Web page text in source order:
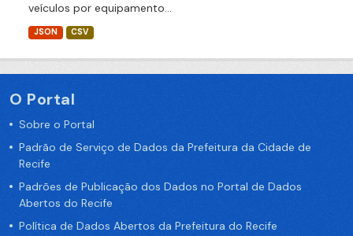
veículos por equipamento...
JSON CSV
O Portal
Sobre o Portal
Padrão de Serviço de Dados da Prefeitura da Cidade de
Recife
Padrões de Publicação dos Dados no Portal de Dados
Abertos do Recife
Política de Dados Abertos da Prefeitura do Recife